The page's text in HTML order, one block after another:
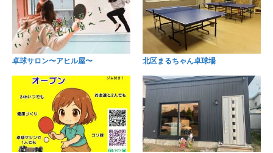
卓球サロン〜アヒル屋〜 北区まるちゃん卓球場